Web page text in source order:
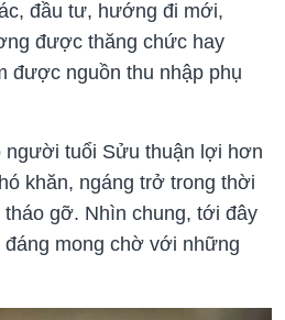
đầu tư, hướng đi mới,
được thăng chức hay
được nguồn thu nhập phụ
người tuổi Sửu thuận lợi hơn
khăn, ngáng trở trong thời
gỡ. Nhìn chung, tới đây
mong chờ với những